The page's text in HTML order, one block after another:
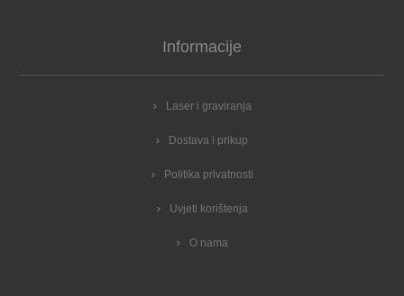
Informacije
Laser i graviranja
Dostava i prikup
Politika privatnosti
Uvjeti korištenja
O nama